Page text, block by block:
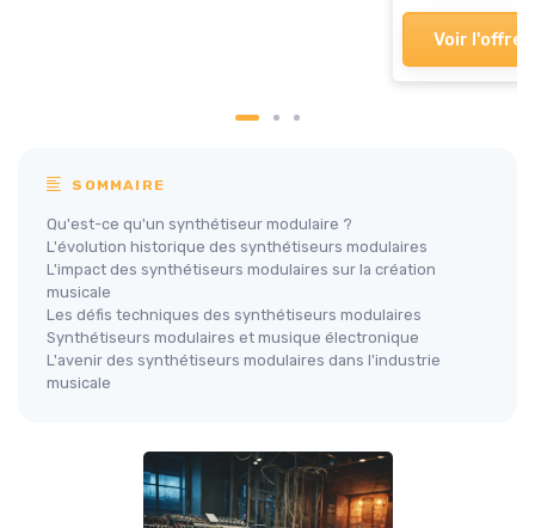
Voir l'offre
SOMMAIRE
Qu'est-ce qu'un synthétiseur modulaire ?
L'évolution historique des synthétiseurs modulaires
L'impact des synthétiseurs modulaires sur la création
musicale
Les défis techniques des synthétiseurs modulaires
Synthétiseurs modulaires et musique électronique
L'avenir des synthétiseurs modulaires dans l'industrie
musicale